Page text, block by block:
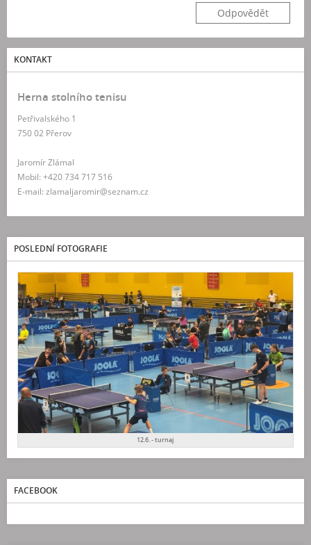
Odpovědět
KONTAKT
Herna stolního tenisu
Petřivalského 1
750 02 Přerov
Jaromír Zlámal
Mobil: +420 734 717 516
E-mail: zlamaljaromir@seznam.cz
POSLEDNÍ FOTOGRAFIE
12.6. - turnaj
FACEBOOK